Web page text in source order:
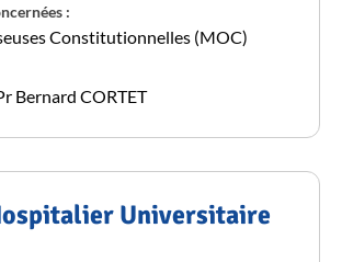
:
Constitutionnelles (MOC)
Bernard CORTET
Universitaire